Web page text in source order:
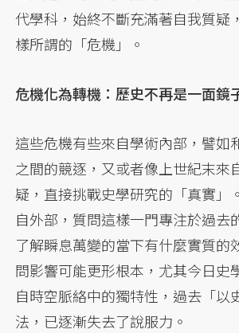
代學科，始終不斷充滿著自我質疑
樣所謂的「危機」。
危機化為轉機：歷史不再是一面鏡
這些危機有些來自學術內部，譬如
之間的競逐，又或者像上世紀末來
疑，直接挑戰史學研究的「真實」
自外部，質問這樣一門專注於過去
了解瞬息萬變的當下有什麼實質的
問影響可能更形根本，尤其今日史
自時空脈絡中的獨特性，過去「以
法，已逐漸失去了說服力。